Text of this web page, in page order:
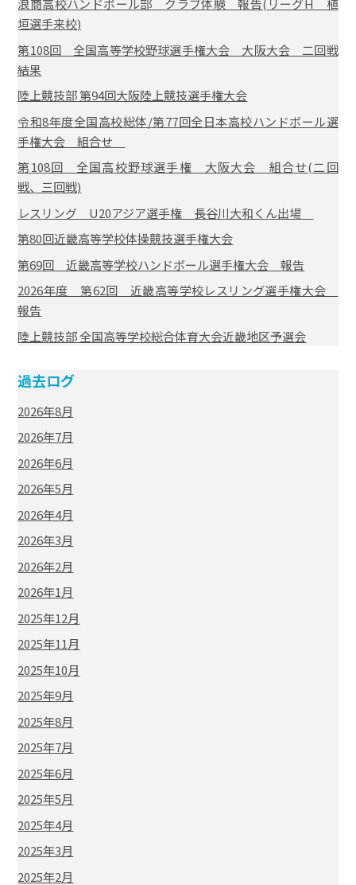
浪商高校ハンドボール部 クラブ体験 報告(リーグH 植
垣選手来校)
第108回 全国高等学校野球選手権大会 大阪大会 二回戦
結果
陸上競技部 第94回大阪陸上競技選手権大会
令和8年度全国高校総体/第77回全日本高校ハンドボール選
手権大会 組合せ
第108回 全国高校野球選手権 大阪大会 組合せ(二回
戦、三回戦)
レスリング U20アジア選手権 長谷川大和くん出場
第80回近畿高等学校体操競技選手権大会
第69回 近畿高等学校ハンドボール選手権大会 報告
2026年度 第62回 近畿高等学校レスリング選手権大会
報告
陸上競技部 全国高等学校総合体育大会近畿地区予選会
過去ログ
2026年8月
2026年7月
2026年6月
2026年5月
2026年4月
2026年3月
2026年2月
2026年1月
2025年12月
2025年11月
2025年10月
2025年9月
2025年8月
2025年7月
2025年6月
2025年5月
2025年4月
2025年3月
2025年2月